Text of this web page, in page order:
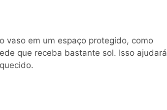
vaso em um espaço protegido, como
que receba bastante sol. Isso ajudará